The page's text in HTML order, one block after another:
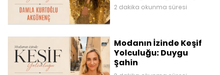
2 dakika okunma süresi
Modanın İzinde Keşif
Yolculuğu: Duygu
Şahin